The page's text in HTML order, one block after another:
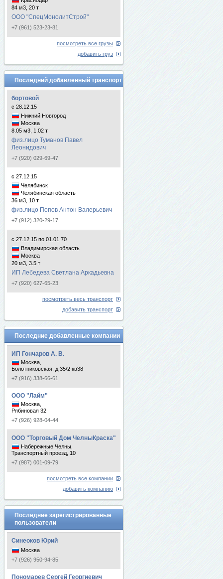
84 м3, 20 т
ООО "СпецМонолитСтрой"
+7 (961) 523-23-81
посмотреть все грузы
добавить груз
Последний добавленный транспорт
бортовой
с 28.12.15
Нижний Новгород
Москва
8.05 м3, 1.02 т
физ.лицо Туманов Павел
Леонидович
+7 (920) 029-69-47
с 27.12.15
Челябинск
Челябинская область
36 м3, 10 т
физ.лицо Попов Антон Валерьевич
+7 (912) 320-29-17
с 27.12.15 по 01.01.70
Владимирская область
Москва
20 м3, 3.5 т
ИП Лебедева Светлана Аркадьевна
+7 (920) 627-65-23
посмотреть весь транспорт
добавить транспорт
Последние добавленные компании
ИП Гончаров А. В.
Москва,
Болотниковская, д 35/2 кв38
+7 (916) 338-66-61
ООО "Лайм"
Москва,
Рябиновая 32
+7 (926) 928-04-44
ООО "Торговый Дом ЧелныКраска"
Набережные Челны,
Транспортный проезд, 10
+7 (987) 001-09-79
посмотреть все компании
добавить компанию
Последние зарегистрированные
пользователи
Синеоков Юрий
Москва
+7 (926) 950-94-85
Пономарев Сергей Георгиевич